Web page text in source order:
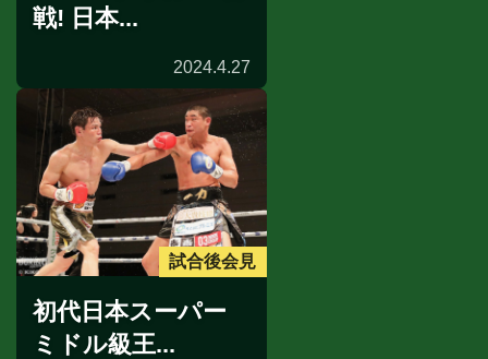
戦! 日本...
2024.4.27
試合後会見
初代日本スーパー
ミドル級王...